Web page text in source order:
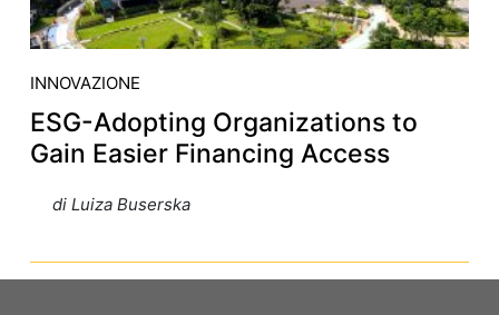
INNOVAZIONE
ESG-Adopting Organizations to
Gain Easier Financing Access
di Luiza Buserska